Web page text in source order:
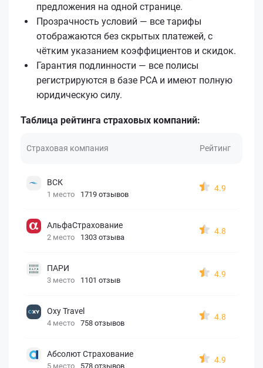
предложения на одной странице.
Прозрачность условий — все тарифы
отображаются без скрытых платежей, с
чётким указанием коэффициентов и скидок.
Гарантия подлинности — все полисы
регистрируются в базе РСА и имеют полную
юридическую силу.
Таблица рейтинга страховых компаний:
Страховая компания Рейтинг
ВСК
1 место 1719 отзывов
4.9
АльфаСтрахование
2 место 1303 отзыва
4.8
ПАРИ
3 место 1101 отзыв
4.9
Oxy Travel
4 место 758 отзывов
4.8
Абсолют Страхование
5 место 578 отзывов
4.9